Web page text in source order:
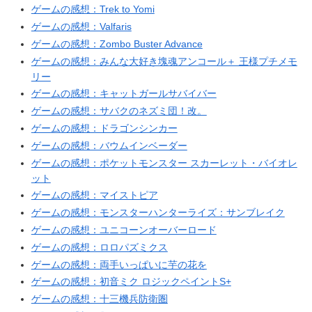
ゲームの感想：Trek to Yomi
ゲームの感想：Valfaris
ゲームの感想：Zombo Buster Advance
ゲームの感想：みんな大好き塊魂アンコール＋ 王様プチメモ
リー
ゲームの感想：キャットガールサバイバー
ゲームの感想：サバクのネズミ団！改。
ゲームの感想：ドラゴンシンカー
ゲームの感想：バウムインベーダー
ゲームの感想：ポケットモンスター スカーレット・バイオレ
ット
ゲームの感想：マイストピア
ゲームの感想：モンスターハンターライズ：サンブレイク
ゲームの感想：ユニコーンオーバーロード
ゲームの感想：ロロパズミクス
ゲームの感想：両手いっぱいに芋の花を
ゲームの感想：初音ミク ロジックペイントS+
ゲームの感想：十三機兵防衛圏